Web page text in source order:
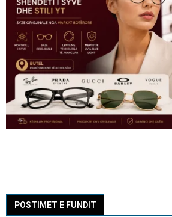
POSTIMET E FUNDIT